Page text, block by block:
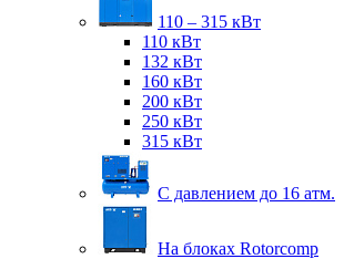
110 – 315 кВт
110 кВт
132 кВт
160 кВт
200 кВт
250 кВт
315 кВт
С давлением до 16 атм.
На блоках Rotorcomp